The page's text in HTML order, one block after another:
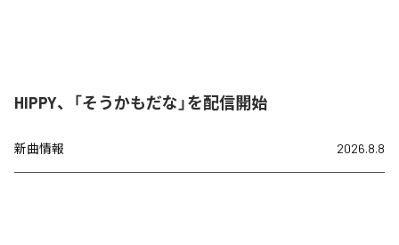
HIPPY、「そうかもだな」を配信開始
新曲情報 2026.8.8